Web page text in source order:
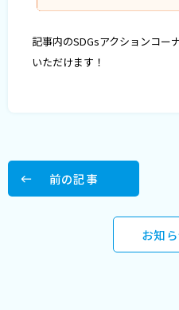
記事内のSDGsアクションコー
いただけます！
前の記事
お知